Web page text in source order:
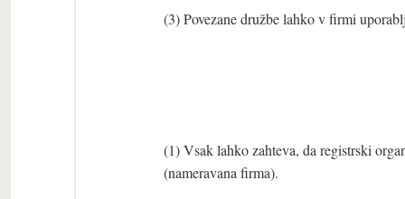
(3) Povezane družbe lahko v firmi
(1) Vsak lahko zahteva, da registrski
(nameravana firma).